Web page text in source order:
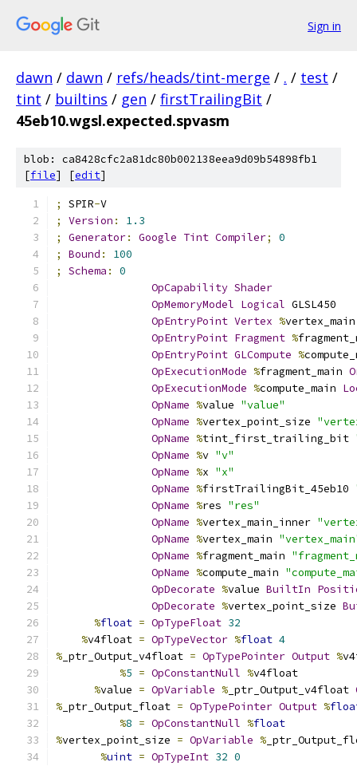
Sign in
dawn / dawn / refs/heads/tint-merge / . / test /
tint / builtins / gen / firstTrailingBit /
45eb10.wgsl.expected.spvasm
blob: ca8428cfc2a81dc80b002138eea9d09b54898fb1
[file] [edit]
; SPIR-V
;
Version :
1.3
;
Generator: Google Tint Compiler;
0
;
Bound :
100
;
Schema :
0
OpCapability Shader
OpMemoryModel Logical GLSL450
OpEntryPoint Vertex %
OpEntryPoint Fragment %
OpEntryPoint GLCompute %
OpExecutionMode %fragment_main
OpExecutionMode %compute_main
OpName %value "value"
OpName %vertex_point_size
OpName %tint_first_trailing_bit
OpName %v "v"
OpName %x "x"
OpName %firstTrailingBit_45eb10
OpName %res "res"
OpName %vertex_main_inner
OpName %vertex_main
OpName %fragment_main
OpName %compute_main
OpDecorate %value BuiltIn
OpDecorate %vertex_point_size
%float = OpTypeFloat 32
%v4float = OpTypeVector %float 4
% _ptr_Output_v4float = OpTypePointer Output %
%5 = OpConstantNull %v4float
%value = OpVariable % _ptr_Output_v4float
% _ptr_Output_float = OpTypePointer Output %
%8 = OpConstantNull %float
%vertex_point_size = OpVariable %
%uint = OpTypeInt 32 0